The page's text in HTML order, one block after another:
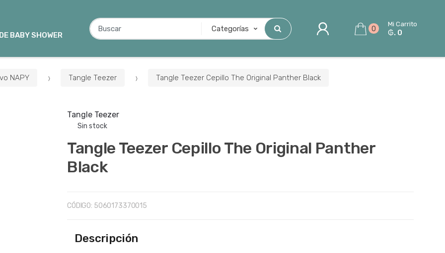
BABY SHOWER
B
u
c
r
r
:
0
Mi Carrito
₲. 0
NAPY Tangle Teezer Tangle Teezer Cepillo The Original Panther Black
Tangle Teezer
Sin stock
Tangle Teezer Cepillo The Original Panther
Black
CÓDIGO: 5060173370015
Descripción